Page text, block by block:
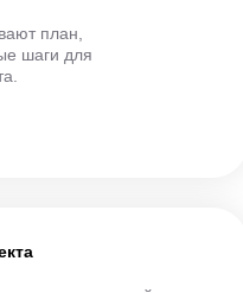
план,
шаги для